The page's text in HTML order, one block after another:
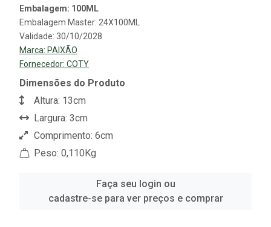
Embalagem: 100ML
Embalagem Master: 24X100ML
Validade: 30/10/2028
Marca: PAIXÃO
Fornecedor: COTY
Dimensões do Produto
Altura: 13cm
Largura: 3cm
Comprimento: 6cm
Peso: 0,110Kg
Faça seu login ou
cadastre-se para ver preços e comprar